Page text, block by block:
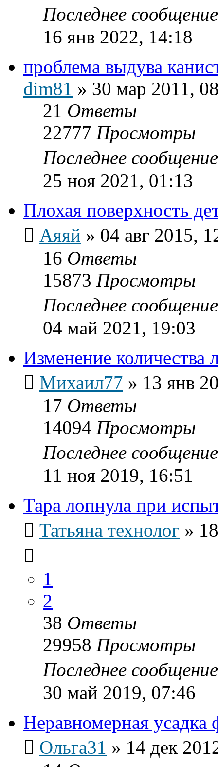
Последнее
16 янв 2022, 14:18
проблема выдува
dim81 » 30 мар 2011,
21 Ответы
22777 Просмотры
Последнее
25 ноя 2021, 01:13
Плохая поверхность
Аяяй » 04 авг 2015,
16 Ответы
15873 Просмотры
Последнее
04 май 2021, 19:03
Изменение количества
Михаил77 » 13 янв
17 Ответы
14094 Просмотры
Последнее
11 ноя 2019, 16:51
Тара лопнула при
Татьяна технолог »
1
2
38 Ответы
29958 Просмотры
Последнее
30 май 2019, 07:46
Неравномерная
Ольга31 » 14 дек